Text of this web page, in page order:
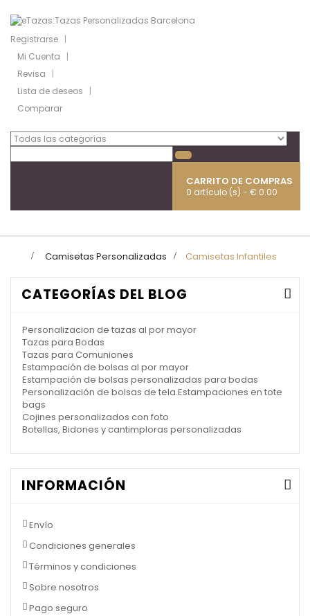
Registrarse
Mi Cuenta
Revisa
Lista de deseos
Comparar
CARRITO DE COMPRAS
0 artículo (s) - € 0.00
>
Camisetas Personalizadas > Camisetas Infantiles
CATEGORÍAS DEL BLOG
Personalizacion de tazas al por mayor
Tazas para Bodas
Tazas para Comuniones
Estampación de bolsas al por mayor
Estampación de bolsas personalizadas para bodas
Personalización de bolsas de tela.Estampaciones en tote
bags
Cojines personalizados con foto
Botellas, Bidones y cantimploras personalizadas
INFORMACIÓN
Envío
Condiciones generales
Términos y condiciones
Sobre nosotros
Pago seguro